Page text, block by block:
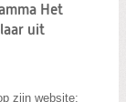
Het
uit
zijn website: